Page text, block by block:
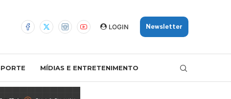
LOGIN Newsletter
MÍDIAS E ENTRETENIMENTO